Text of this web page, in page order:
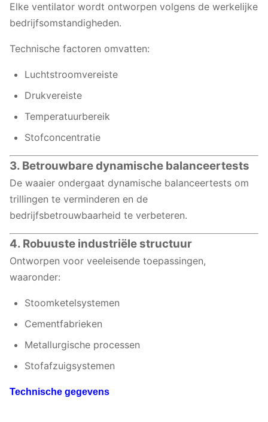
Elke ventilator wordt ontworpen volgens de werkelijke
bedrijfsomstandigheden.
Technische factoren omvatten:
Luchtstroomvereiste
Drukvereiste
Temperatuurbereik
Stofconcentratie
3. Betrouwbare dynamische balanceertests
De waaier ondergaat dynamische balanceertests om
trillingen te verminderen en de
bedrijfsbetrouwbaarheid te verbeteren.
4. Robuuste industriële structuur
Ontworpen voor veeleisende toepassingen,
waaronder:
Stoomketelsystemen
Cementfabrieken
Metallurgische processen
Stofafzuigsystemen
Technische gegevens